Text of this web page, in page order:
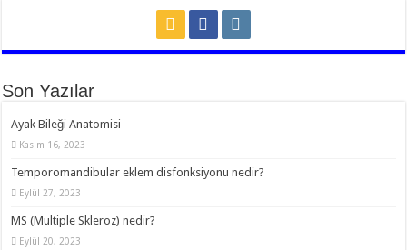
Son Yazılar
Ayak Bileği Anatomisi
Kasım 16, 2023
Temporomandibular eklem disfonksiyonu nedir?
Eylül 27, 2023
MS (Multiple Skleroz) nedir?
Eylül 20, 2023